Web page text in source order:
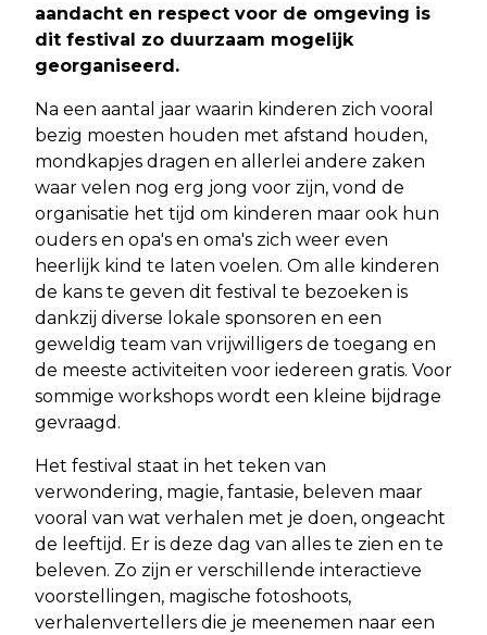
aandacht en respect voor de omgeving is
dit festival zo duurzaam mogelijk
georganiseerd.
Na een aantal jaar waarin kinderen zich vooral
bezig moesten houden met afstand houden,
mondkapjes dragen en allerlei andere zaken
waar velen nog erg jong voor zijn, vond de
organisatie het tijd om kinderen maar ook hun
ouders en opa's en oma's zich weer even
heerlijk kind te laten voelen. Om alle kinderen
de kans te geven dit festival te bezoeken is
dankzij diverse lokale sponsoren en een
geweldig team van vrijwilligers de toegang en
de meeste activiteiten voor iedereen gratis. Voor
sommige workshops wordt een kleine bijdrage
gevraagd.
Het festival staat in het teken van
verwondering, magie, fantasie, beleven maar
vooral van wat verhalen met je doen, ongeacht
de leeftijd. Er is deze dag van alles te zien en te
beleven. Zo zijn er verschillende interactieve
voorstellingen, magische fotoshoots,
verhalenvertellers die je meenemen naar een